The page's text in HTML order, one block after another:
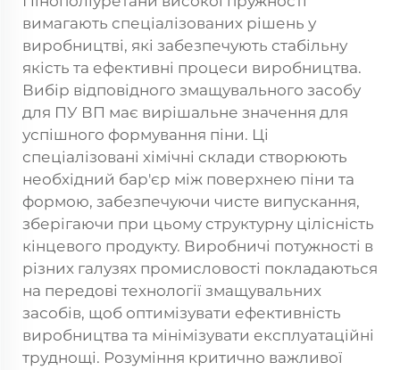
вимагають спеціалізованих рішень у
виробництві, які забезпечують стабільну
якість та ефективні процеси виробництва.
Вибір відповідного змащувального засобу
для ПУ ВП має вирішальне значення для
успішного формування піни. Ці
спеціалізовані хімічні склади створюють
необхідний бар'єр між поверхнею піни та
формою, забезпечуючи чисте випускання,
зберігаючи при цьому структурну цілісність
кінцевого продукту. Виробничі потужності в
різних галузях промисловості покладаються
на передові технології змащувальних
засобів, щоб оптимізувати ефективність
виробництва та мінімізувати експлуатаційні
труднощі. Розуміння критично важливої